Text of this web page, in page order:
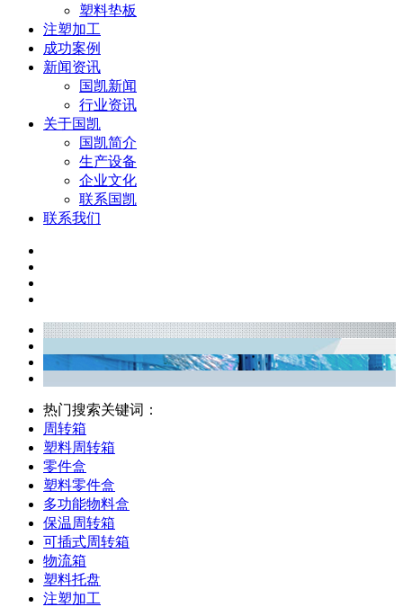
塑料垫板
注塑加工
成功案例
新闻资讯
国凯新闻
行业资讯
关于国凯
国凯简介
生产设备
企业文化
联系国凯
联系我们
热门搜索关键词：
周转箱
塑料周转箱
零件盒
塑料零件盒
多功能物料盒
保温周转箱
可插式周转箱
物流箱
塑料托盘
注塑加工